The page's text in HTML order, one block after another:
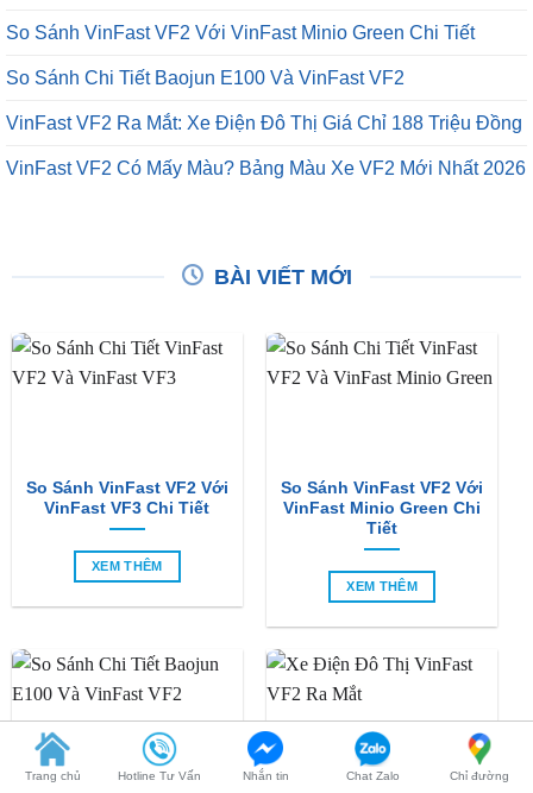
So Sánh VinFast VF2 Với VinFast Minio Green Chi Tiết
So Sánh Chi Tiết Baojun E100 Và VinFast VF2
VinFast VF2 Ra Mắt: Xe Điện Đô Thị Giá Chỉ 188 Triệu Đồng
VinFast VF2 Có Mấy Màu? Bảng Màu Xe VF2 Mới Nhất 2026
BÀI VIẾT MỚI
So Sánh VinFast VF2 Với
VinFast VF3 Chi Tiết
XEM THÊM
So Sánh VinFast VF2 Với
VinFast Minio Green Chi
Tiết
XEM THÊM
Trang chủ Hotline Tư Vấn Nhắn tin Chat Zalo Chỉ đường